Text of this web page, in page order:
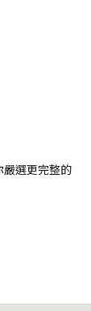
選更完整的